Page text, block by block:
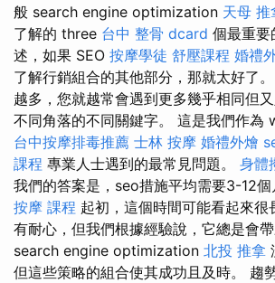
般 search engine optimization 天母 推
了解的 three 台中 整骨 dcard 個最重要
述，如果 SEO 按摩學徒 舒壓課程 婚禮
了解行銷組合的其他部分，那就太好了
越多，您就越常會遇到更多幾乎相同但
不同角落的不同關鍵字。 這是我們作
台中按摩排毒推薦 士林 按摩 婚禮外燴
課程 專業人士遇到的最常見問題。 身體
我們的答案是，seo措施平均需要3-12個
按摩 課程 起初，這個時間可能看起來很
有耐心，但我們根據經驗說，它總是會帶
search engine optimization 北投 推拿
但這些策略的組合使其成功且及時。 趨